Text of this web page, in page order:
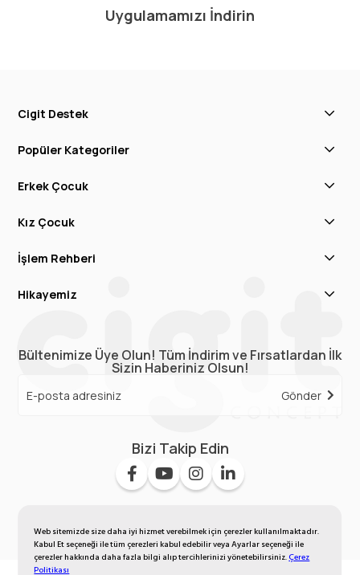
Web sitemizde size daha iyi hizmet verebilmek için çerezler kullanılmaktadır.
Kabul Et seçeneği ile tüm çerezleri kabul edebilir veya Ayarlar seçeneği ile
çerezler hakkında daha fazla bilgi alıp tercihlerinizi yönetebilirsiniz.Çerez
Politikası
Uygulamamızı İndirin
Cigit Destek
Popüler Kategoriler
Erkek Çocuk
Kız Çocuk
İşlem Rehberi
Hikayemiz
Bültenimize Üye Olun! Tüm İndirim ve Fırsatlardan İlk
Sizin Haberiniz Olsun!
Gönder
Bizi Takip Edin